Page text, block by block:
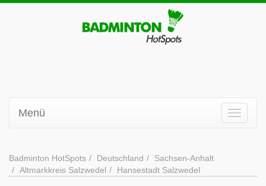
Menü
Badminton HotSpots Deutschland
Sachsen-Anhalt
Altmarkkreis Salzwedel
Hansestadt Salzwedel